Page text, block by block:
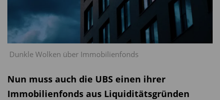
Dunkle Wolken über Immobilienfonds
Nun muss auch die UBS einen ihrer
Immobilienfonds aus Liquiditätsgründen